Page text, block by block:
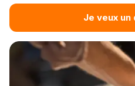
Je veux